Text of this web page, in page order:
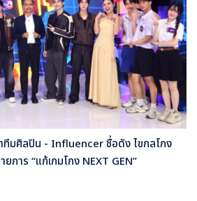
ทีมศิลปิน - Influencer ชื่อดัง ไขกลโกง
การ “แก้เกมโกง NEXT GEN”